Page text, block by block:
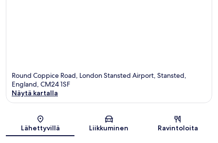
Round Coppice Road, London Stansted Airport, Stansted,
England, CM24 1SF
Näytä kartalla
Lähettyvillä Liikkuminen Ravintoloita